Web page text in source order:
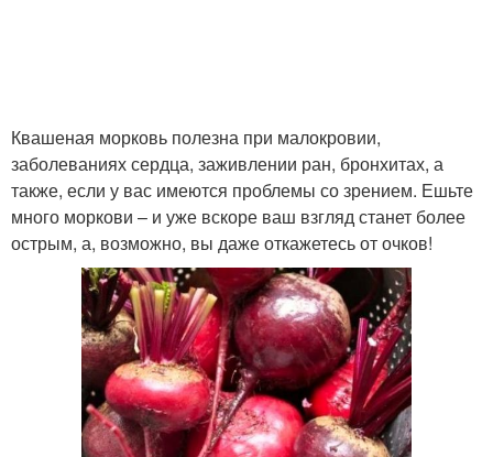
Квашеная морковь полезна при малокровии,
заболеваниях сердца, заживлении ран, бронхитах, а
также, если у вас имеются проблемы со зрением. Ешьте
много моркови – и уже вскоре ваш взгляд станет более
острым, а, возможно, вы даже откажетесь от очков!